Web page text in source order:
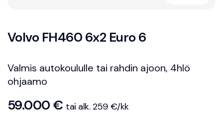
6
Volvo FH460 6x2 Euro 6
Valmis autokoululle tai rahdin ajoon, 4hlö
ohjaamo
59.000 € tai alk. 259 €/kk